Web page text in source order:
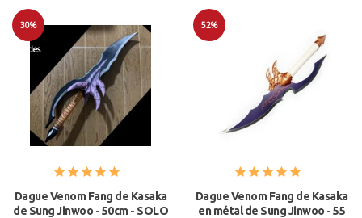
30%
Soldes
Dague Venom Fang de Kasaka
de Sung Jinwoo - 50cm - SOLO
52%
Dague Venom Fang de Kasaka
en métal de Sung Jinwoo - 55